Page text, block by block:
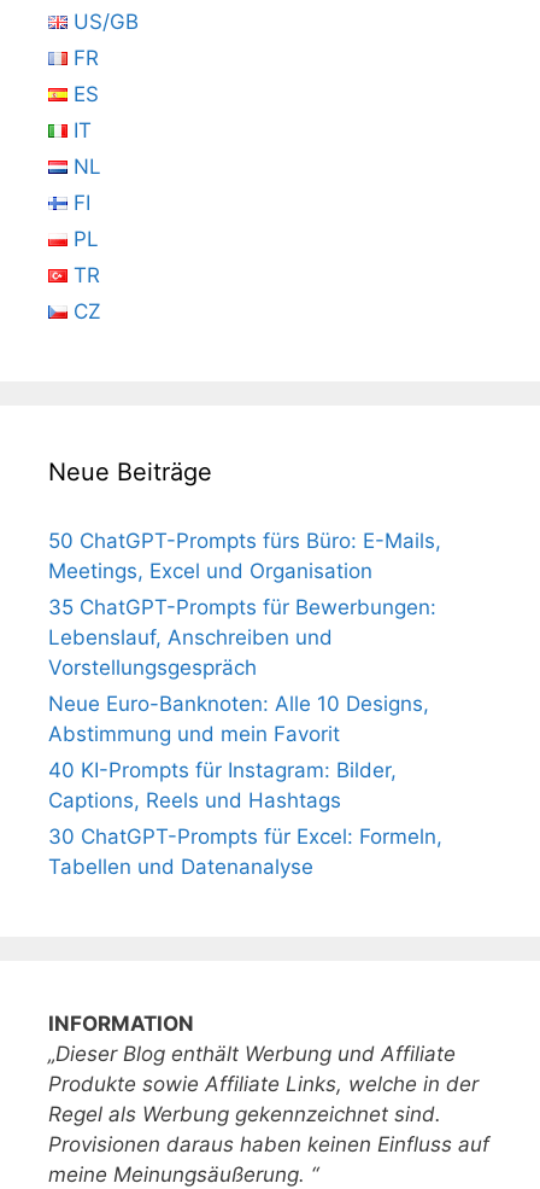
US/GB
FR
ES
IT
NL
FI
PL
TR
CZ
Neue Beiträge
50 ChatGPT-Prompts fürs Büro: E-Mails,
Meetings, Excel und Organisation
35 ChatGPT-Prompts für Bewerbungen:
Lebenslauf, Anschreiben und
Vorstellungsgespräch
Neue Euro-Banknoten: Alle 10 Designs,
Abstimmung und mein Favorit
40 KI-Prompts für Instagram: Bilder,
Captions, Reels und Hashtags
30 ChatGPT-Prompts für Excel: Formeln,
Tabellen und Datenanalyse
INFORMATION
„Dieser Blog enthält Werbung und Affiliate
Produkte sowie Affiliate Links, welche in der
Regel als Werbung gekennzeichnet sind.
Provisionen daraus haben keinen Einfluss auf
meine Meinungsäußerung. “